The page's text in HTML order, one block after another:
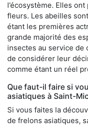
l’écosystème. Elles
fleurs. Les abeilles
étant les premières
grande majorité des
insectes au service de
de considérer leur
comme étant un réel
Que faut-il faire si
asiatiques à Saint-
Si vous faites la
de frelons asiatiques,